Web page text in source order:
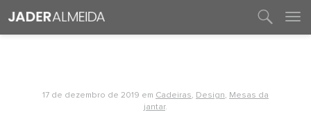
17 de dezembro de 2019 em Cadeiras, Design, Mesas da
jantar.